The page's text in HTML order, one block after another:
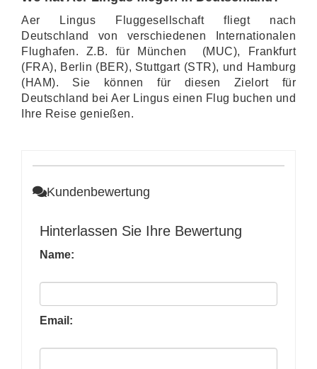
Aer Lingus Fluggesellschaft fliegt nach
Deutschland von verschiedenen Internationalen
Flughafen. Z.B. für München (MUC), Frankfurt
(FRA), Berlin (BER), Stuttgart (STR), und Hamburg
(HAM). Sie können für diesen Zielort für
Deutschland bei Aer Lingus einen Flug buchen und
Ihre Reise genießen.
Kundenbewertung
Hinterlassen Sie Ihre Bewertung
Name:
Email: